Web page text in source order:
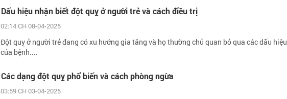
Dấu hiệu nhận biết đột quỵ ở người trẻ và cách điều trị
02:14 CH 08-04-2025
Đột quỵ ở người trẻ đang có xu hướng gia tăng và họ thường chủ quan bỏ qua các dấu hiệu
của bệnh....
Các dạng đột quỵ phổ biến và cách phòng ngừa
03:59 CH 03-04-2025